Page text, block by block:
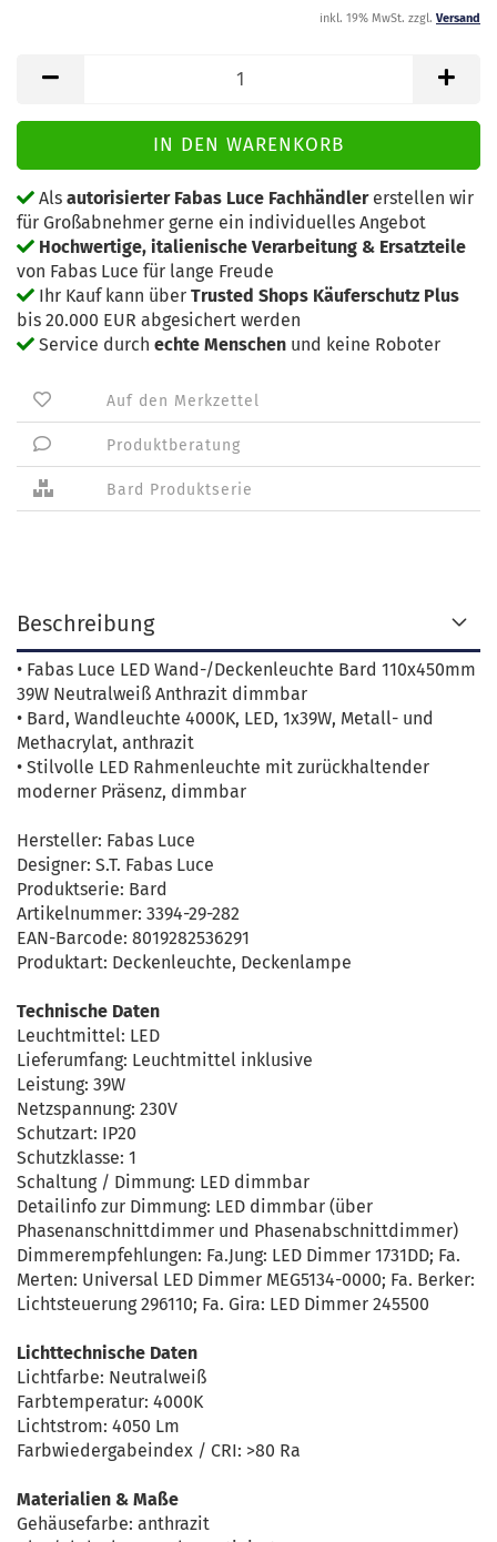
inkl. 19% MwSt. zzgl. Versand
Als autorisierter Fabas Luce Fachhändlererstellen wir
für Großabnehmer gerne ein individuelles Angebot
Hochwertige, italienische Verarbeitung & Ersatzteile
von Fabas Luce für lange Freude
Ihr Kauf kann über Trusted Shops Käuferschutz Plus
bis 20.000 EUR abgesichert werden
Service durch echte Menschen und keine Roboter
Auf den Merkzettel
Produktberatung
Bard Produktserie
Beschreibung
• Fabas Luce LED Wand-/Deckenleuchte Bard 110x450mm
39W Neutralweiß Anthrazit dimmbar
• Bard, Wandleuchte 4000K, LED, 1x39W, Metall- und
Methacrylat, anthrazit
• Stilvolle LED Rahmenleuchte mit zurückhaltender
moderner Präsenz, dimmbar
Hersteller: Fabas Luce
Designer: S.T. Fabas Luce
Produktserie: Bard
Artikelnummer: 3394-29-282
EAN-Barcode: 8019282536291
Produktart: Deckenleuchte, Deckenlampe
Technische Daten
Leuchtmittel: LED
Lieferumfang: Leuchtmittel inklusive
Leistung: 39W
Netzspannung: 230V
Schutzart: IP20
Schutzklasse: 1
Schaltung / Dimmung: LED dimmbar
Detailinfo zur Dimmung: LED dimmbar (über
Phasenanschnittdimmer und Phasenabschnittdimmer)
Dimmerempfehlungen: Fa.Jung: LED Dimmer 1731DD; Fa.
Merten: Universal LED Dimmer MEG5134-0000; Fa. Berker:
Lichtsteuerung 296110; Fa. Gira: LED Dimmer 245500
Lichttechnische Daten
Lichtfarbe: Neutralweiß
Farbtemperatur: 4000K
Lichtstrom: 4050 Lm
Farbwiedergabeindex / CRI: >80 Ra
Materialien & Maße
Gehäusefarbe: anthrazit